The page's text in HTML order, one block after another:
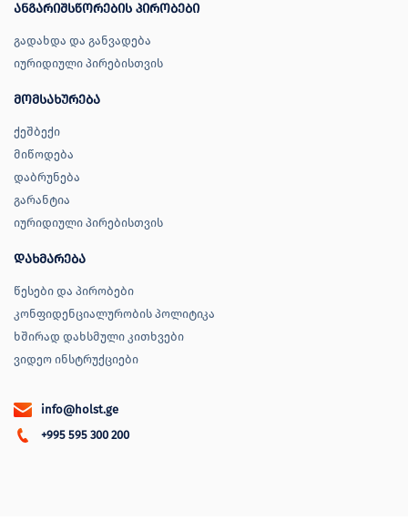
ანგარიშსწორების პირობები
გადახდა და განვადება
იურიდიული პირებისთვის
მომსახურება
ქეშბექი
მიწოდება
დაბრუნება
გარანტია
იურიდიული პირებისთვის
დახმარება
წესები და პირობები
კონფიდენციალურობის პოლიტიკა
ხშირად დახსმული კითხვები
ვიდეო ინსტრუქციები
info@holst.ge
+995 595 300 200